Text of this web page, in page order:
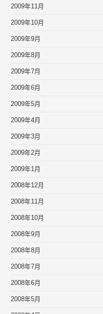
2009年11月
2009年10月
2009年9月
2009年8月
2009年7月
2009年6月
2009年5月
2009年4月
2009年3月
2009年2月
2009年1月
2008年12月
2008年11月
2008年10月
2008年9月
2008年8月
2008年7月
2008年6月
2008年5月